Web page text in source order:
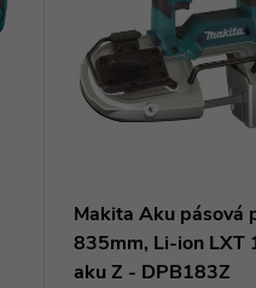
Makita Aku pásová
835mm, Li-ion LXT
aku Z - DPB183Z